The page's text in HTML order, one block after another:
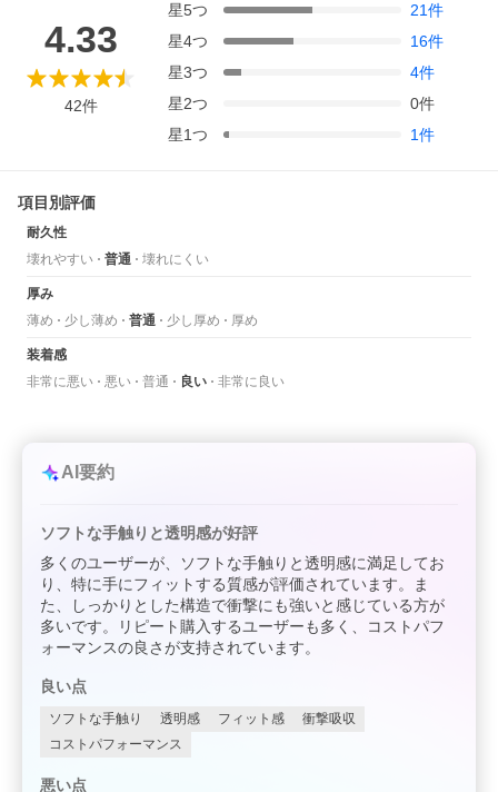
4.33
42件
星5つ 21件
星4つ 16件
星3つ 4件
星2つ 0件
星1つ 1件
項目別評価
耐久性
壊れやすい
普通 壊れにくい
厚み
薄め
少し薄め 普通 少し厚め 厚め
装着感
非常に悪い
悪い 普通 良い 非常に良い
AI要約
ソフトな手触りと透明感が好評
多くのユーザーが、ソフトな手触りと透明感に満足してお
り、特に手にフィットする質感が評価されています。ま
た、しっかりとした構造で衝撃にも強いと感じている方が
多いです。リピート購入するユーザーも多く、コストパフ
ォーマンスの良さが支持されています。
良い点
ソフトな手触り 透明感 フィット感
衝撃吸収
コストパフォーマンス
悪い点